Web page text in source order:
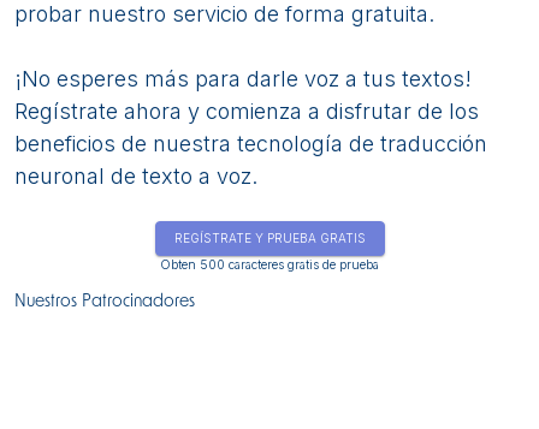
probar nuestro servicio de forma gratuita.
¡No esperes más para darle voz a tus textos!
Regístrate ahora y comienza a disfrutar de los
beneficios de nuestra tecnología de traducción
neuronal de texto a voz.
REGÍSTRATE Y PRUEBA GRATIS
Obten 500 caracteres gratis de prueba
Nuestros Patrocinadores